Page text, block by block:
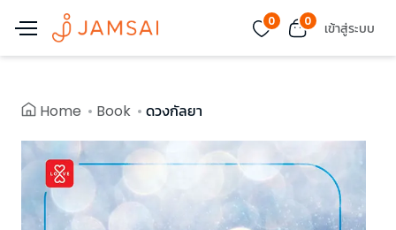
0 0 เข้าสู่ระบบ
Home Book ดวงกัลยา